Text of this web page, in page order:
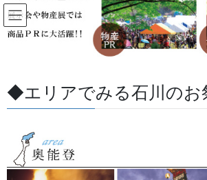
コ
ン
テ
移
動
ナ
ビ
ゲ
ン
に
すべての記事
すべての記事 お祭用品・品目
足袋,腹
2023/06/02 / 最終更新日 :
足袋,腹掛・股引、手拭
◆エリアでみる石川のお